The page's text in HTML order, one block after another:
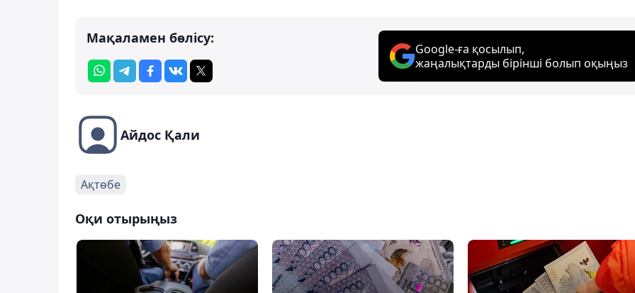
Мақаламен бөлісу:
Google-ға қосылып,
жаңалықтарды бірінші болып оқыңыз
Айдос Қали
Ақтөбе
Оқи отырыңыз